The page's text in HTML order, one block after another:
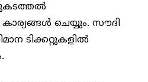
ചെയ്യും. സൗദി
ടിക്കറ്റുകളിൽ